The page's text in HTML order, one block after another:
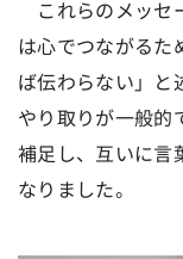
これらのメッセ
は心でつながるた
ば伝わらない」と
やり取りが一般的
補足し、互いに言
なりました。